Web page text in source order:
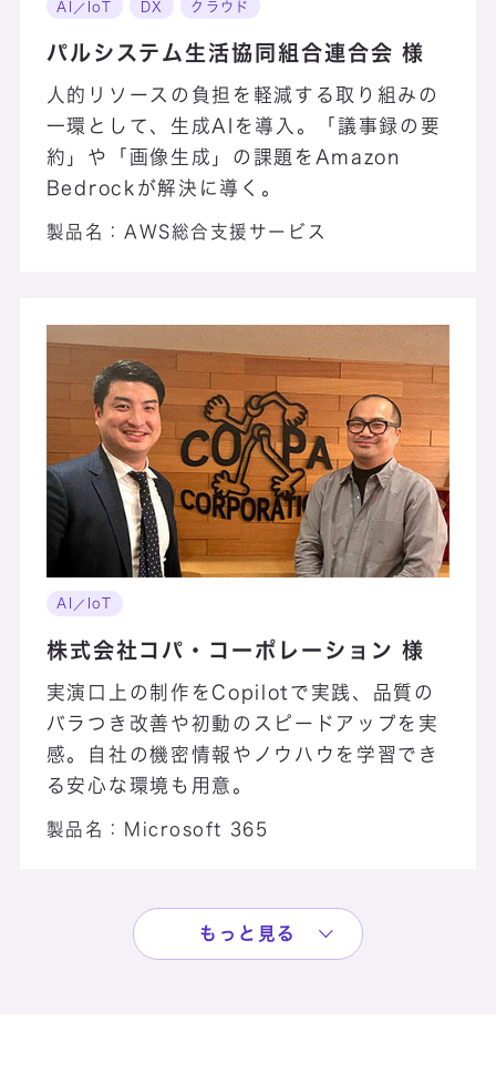
AI／IoT DX クラウド
パルシステム生活協同組合連合会 様
人的リソースの負担を軽減する取り組みの
一環として、生成AIを導入。「議事録の要
約」や「画像生成」の課題をAmazon
Bedrockが解決に導く。
製品名： AWS総合支援サービス
AI／IoT
株式会社コパ・コーポレーション 様
実演口上の制作をCopilotで実践、品質の
バラつき改善や初動のスピードアップを実
感。自社の機密情報やノウハウを学習でき
る安心な環境も用意。
製品名： Microsoft 365
もっと見る